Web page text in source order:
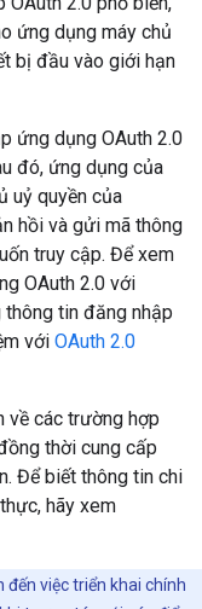
ứng dụng máy chủ
bị đầu vào giới hạn
ứng dụng OAuth 2.0
đó, ứng dụng của
uỷ quyền của
hồi và gửi mã thông
truy cập. Để xem
OAuth 2.0 với
tin đăng nhập
với OAuth 2.0
về các trường hợp
thời cung cấp
Để biết thông tin chi
hãy xem
đến việc triển khai chính